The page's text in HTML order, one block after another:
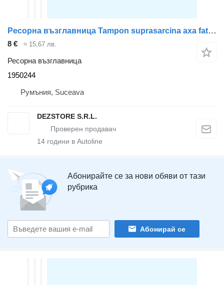
Ресорна възглавница Tampon suprasarcina axa fata 1950244 за влекач DAF XF
8 € ≈ 15,67 лв.
Ресорна възглавница
1950244
Румъния, Suceava
DEZSTORE S.R.L.
14 години в Autoline
Абонирайте се за нови обяви от тази
рубрика
Абонирай се